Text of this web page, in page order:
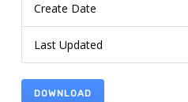
Create Date
Last Updated
DOWNLOAD